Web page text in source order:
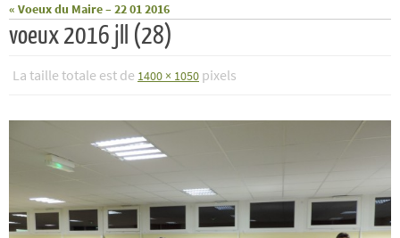
« Voeux du Maire – 22 01 2016
voeux 2016 jll (28)
La taille totale est de 1400 × 1050 pixels